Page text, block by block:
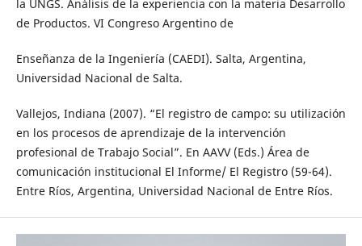
la UNGS. Análisis de la experiencia con la materia Desarrollo
de Productos. VI Congreso Argentino de
Enseñanza de la Ingeniería (CAEDI). Salta, Argentina,
Universidad Nacional de Salta.
Vallejos, Indiana (2007). “El registro de campo: su utilización
en los procesos de aprendizaje de la intervención
profesional de Trabajo Social”. En AAVV (Eds.) Área de
comunicación institucional El Informe/ El Registro (59-64).
Entre Ríos, Argentina, Universidad Nacional de Entre Ríos.